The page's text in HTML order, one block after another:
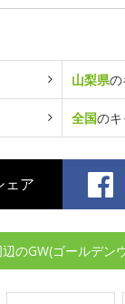
山梨県の
全国の
ア
のGW(ゴールデン